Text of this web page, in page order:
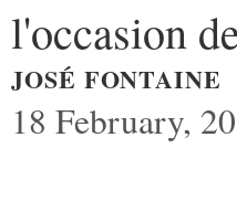
l'occasion
JOSÉ FONTAINE
18 February,